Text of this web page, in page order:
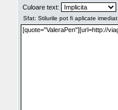
Culoare text: